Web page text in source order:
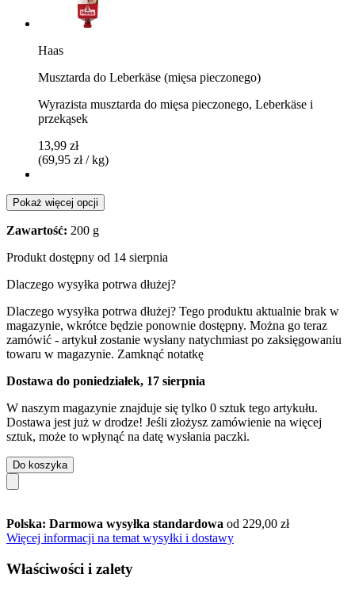
Haas
Musztarda do Leberkäse (mięsa pieczonego)
Wyrazista musztarda do mięsa pieczonego, Leberkäse i
przekąsek
13,99 zł
(69,95 zł / kg)
Pokaż więcej opcji
Zawartość: 200 g
Produkt dostępny od 14 sierpnia
Dlaczego wysyłka potrwa dłużej?
Dlaczego wysyłka potrwa dłużej? Tego produktu aktualnie brak w
magazynie, wkrótce będzie ponownie dostępny. Można go teraz
zamówić - artykuł zostanie wysłany natychmiast po zaksięgowaniu
towaru w magazynie. Zamknąć notatkę
Dostawa do poniedziałek, 17 sierpnia
W naszym magazynie znajduje się tylko 0 sztuk tego artykułu.
Dostawa jest już w drodze! Jeśli złożysz zamówienie na więcej
sztuk, może to wpłynąć na datę wysłania paczki.
Do koszyka
Polska: Darmowa wysyłka standardowa od 229,00 zł
Więcej informacji na temat wysyłki i dostawy
Właściwości i zalety